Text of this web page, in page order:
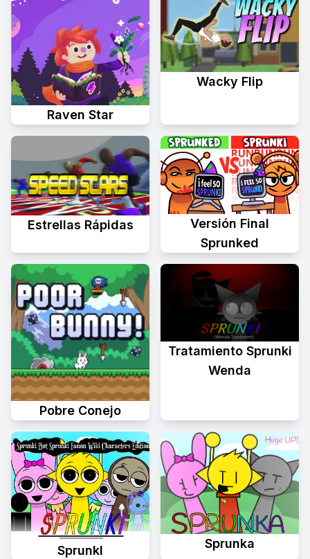
Raven Star
Wacky Flip
Estrellas Rápidas
Versión Final
Sprunked
Pobre Conejo
Tratamiento Sprunki
Wenda
Sprunkl
Sprunka